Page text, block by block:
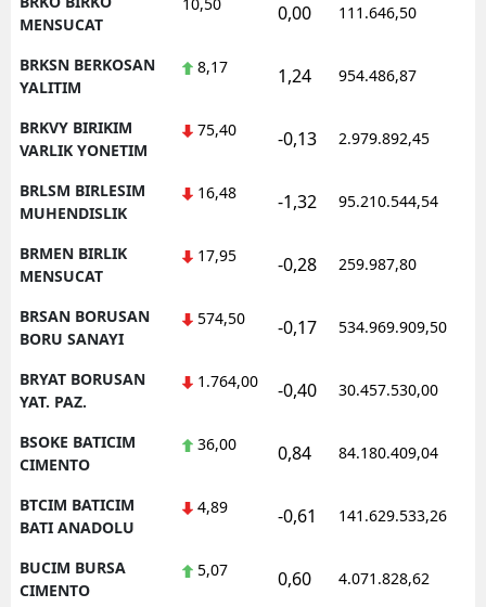
MENSUCAT
0,00 111.646,50
BRKSN BERKOSAN
YALITIM
8,17 1,24 954.486,87
BRKVY BIRIKIM
VARLIK YONETIM
75,40 -0,13 2.979.892,45
BRLSM BIRLESIM
MUHENDISLIK
16,48 -1,32 95.210.544,54
BRMEN BIRLIK
MENSUCAT
17,95 -0,28 259.987,80
BRSAN BORUSAN
BORU SANAYI
574,50 -0,17 534.969.909,50
BRYAT BORUSAN
YAT. PAZ.
1.764,00 -0,40 30.457.530,00
BSOKE BATICIM
CIMENTO
36,00 0,84 84.180.409,04
BTCIM BATICIM
BATI ANADOLU
4,89 -0,61 141.629.533,26
BUCIM BURSA
CIMENTO
5,07 0,60 4.071.828,62